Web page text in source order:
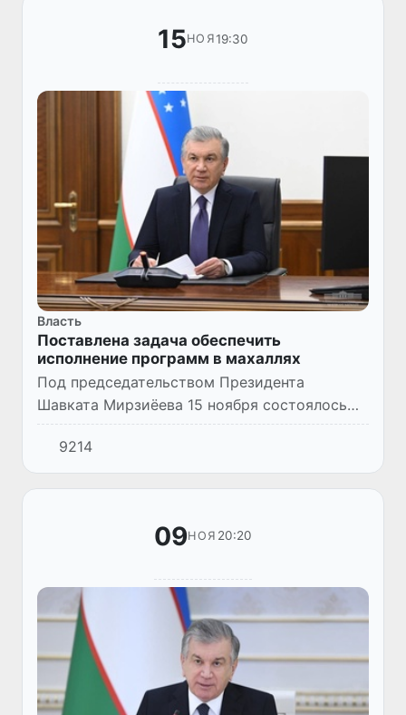
15НОЯ19:30
Власть
Поставлена задача обеспечить
исполнение программ в махаллях
Под председательством Президента
Шавката Мирзиёева 15 ноября состоялось
видеоселекторное совещание по вопросам
обеспечения занятости населения и
сокращения бедности.
9214
09НОЯ 20:20